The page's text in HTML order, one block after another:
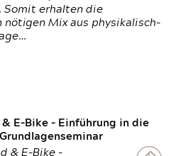
Somit erhalten die
nötigen Mix aus physikalisch-
& E-Bike - Einführung in die
& E-Bike -